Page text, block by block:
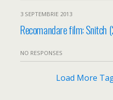
3 SEPTEMBRIE 2013
Recomandare film: Snitch
NO RESPONSES
Load More